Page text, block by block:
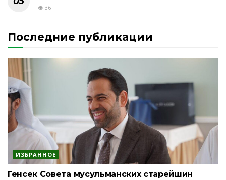
36
Последние публикации
ИЗБРАННОЕ
Генсек Совета мусульманских старейшин